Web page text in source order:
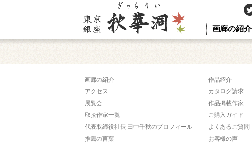
画廊の紹介
画廊の紹介
アクセス
展覧会
取扱作家一覧
代表取締役社長 田中千秋のプロフィール
推薦の言葉
作品紹介
カタログ請求
作品掲載作家
ご購入ガイド
よくあるご質問
お客様の声